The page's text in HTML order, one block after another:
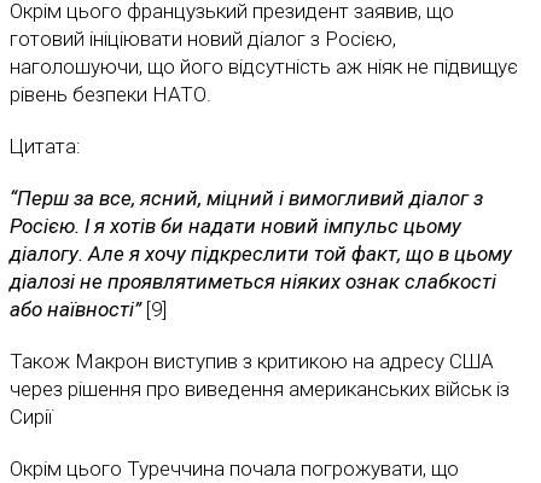
Окрім цього французький президент заявив, що
готовий ініціювати новий діалог з Росією,
наголошуючи, що його відсутність аж ніяк не підвищує
рівень безпеки НАТО.
Цитата:
“Перш за все, ясний, міцний і вимогливий діалог з
Росією. І я хотів би надати новий імпульс цьому
діалогу. Але я хочу підкреслити той факт, що в цьому
діалозі не проявлятиметься ніяких ознак слабкості
або наївності” [9]
Також Макрон виступив з критикою на адресу США
через рішення про виведення американських військ із
Сирії
Окрім цього Туреччина почала погрожувати, що